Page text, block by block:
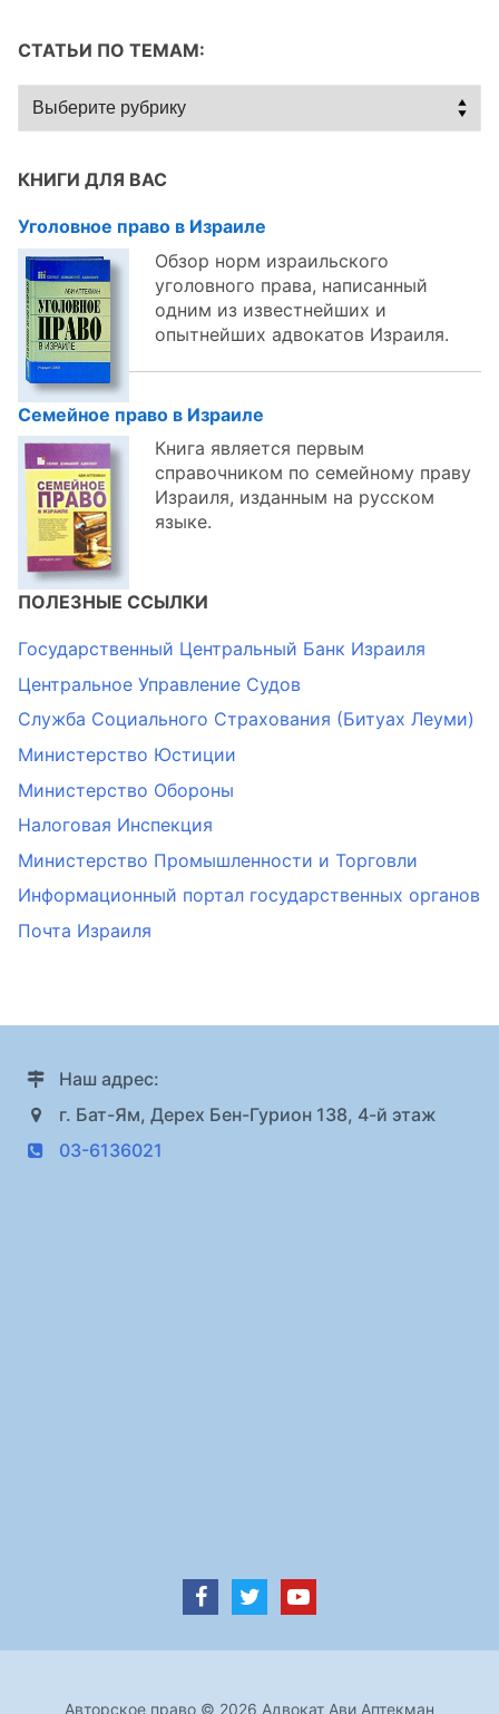
СТАТЬИ ПО ТЕМАМ:
Статьи
по
КНИГИ ДЛЯ ВАС
Уголовное право в Израиле
Обзор норм израильского
уголовного права, написанный
одним из известнейших и
опытнейших адвокатов Израиля.
Семейное право в Израиле
Книга является первым
справочником по семейному праву
Израиля, изданным на русском
языке.
ПОЛЕЗНЫЕ ССЫЛКИ
Государственный Центральный Банк Израиля
Центральное Управление Судов
Служба Социального Страхования (Битуах Леуми)
Министерство Юстиции
Министерство Обороны
Налоговая Инспекция
Министерство Промышленности и Торговли
Информационный портал государственных органов
Почта Израиля
Наш адрес:
г. Бат-Ям, Дерех Бен-Гурион 138, 4-й этаж
03-6136021
Авторское право © 2026 Адвокат Ави Аптекман